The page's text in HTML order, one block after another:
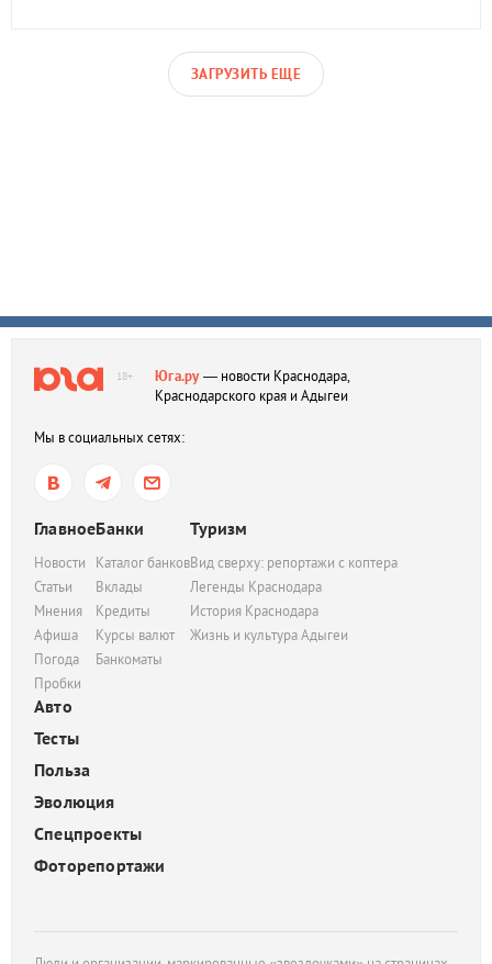
ЗАГРУЗИТЬ ЕЩЕ
18+ Юга.ру— новости Краснодара,
Краснодарского края и Адыгеи
Мы в социальных сетях:
Главное
Новости
Статьи
Мнения
Афиша
Погода
Пробки
Банки
Каталог банков
Вклады
Кредиты
Курсы валют
Банкоматы
Туризм
Вид сверху: репортажи с коптера
Легенды Краснодара
История Краснодара
Жизнь и культура Адыгеи
Авто
Тесты
Польза
Эволюция
Спецпроекты
Фоторепортажи